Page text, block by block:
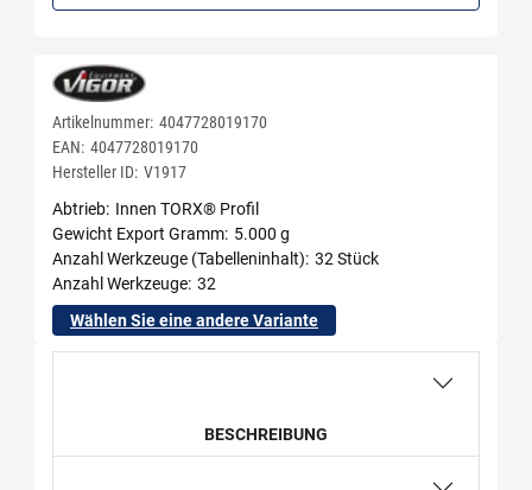
Artikelnummer: 4047728019170
EAN: 4047728019170
Hersteller ID: V1917
Abtrieb Innen TORX® Profil
Gewicht Export Gramm 5.000 g
Anzahl Werkzeuge (Tabelleninhalt) 32 Stück
Anzahl Werkzeuge 32
Wählen Sie eine andere Variante
BESCHREIBUNG